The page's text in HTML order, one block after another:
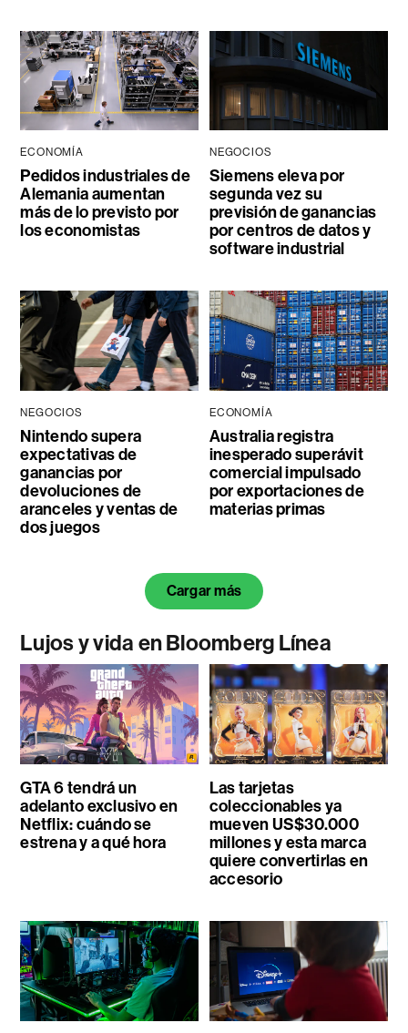
ECONOMÍA
Pedidos industriales de
Alemania aumentan
más de lo previsto por
los economistas
NEGOCIOS
Siemens eleva por
segunda vez su
previsión de ganancias
por centros de datos y
software industrial
NEGOCIOS
Nintendo supera
expectativas de
ganancias por
devoluciones de
aranceles y ventas de
dos juegos
ECONOMÍA
Australia registra
inesperado superávit
comercial impulsado
por exportaciones de
materias primas
Cargar más
Lujos y vida en Bloomberg Línea
GTA 6 tendrá un
adelanto exclusivo en
Netflix: cuándo se
estrena y a qué hora
Las tarjetas
coleccionables ya
mueven US$30.000
millones y esta marca
quiere convertirlas en
accesorio